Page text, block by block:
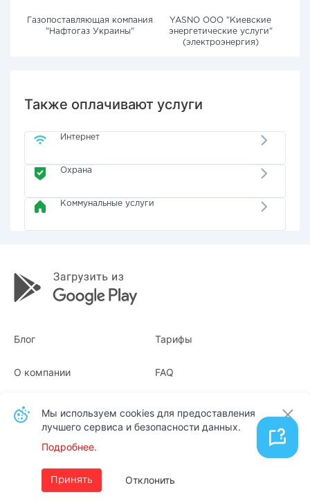
Газопоставляющая компания
"Нафтогаз Украины"
YASNO OOO "Киевские
энергетические услуги"
(электроэнергия)
Также оплачивают услуги
Интернет
Охрана
Коммунальные услуги
Блог Тарифы
О компании
Квитанции
FAQ
Русский
Мы используем cookies для предоставления
лучшего сервиса и безопасности данных.
Подробнее.
Принять Отклонить